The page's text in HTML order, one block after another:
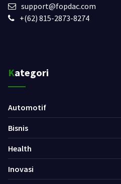
support@fopdac.com
+(62) 815-2873-8274
Kategori
Automotif
Bisnis
Health
Inovasi